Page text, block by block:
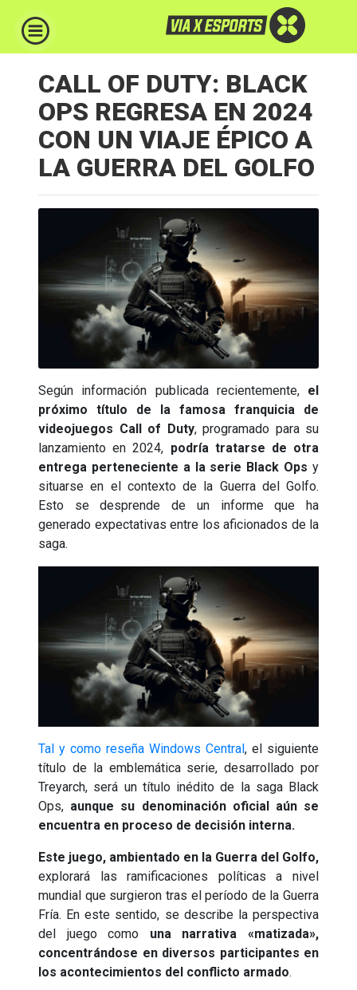
CALL OF DUTY: BLACK
OPS REGRESA EN 2024
CON UN VIAJE ÉPICO A
LA GUERRA DEL GOLFO
Según información publicada recientemente, el
próximo título de la famosa franquicia de
videojuegos Call of Duty, programado para su
lanzamiento en 2024, podría tratarse de otra
entrega perteneciente a la serie Black Ops y
situarse en el contexto de la Guerra del Golfo.
Esto se desprende de un informe que ha
generado expectativas entre los aficionados de la
saga.
Tal y como reseña Windows Central , el siguiente
título de la emblemática serie, desarrollado por
Treyarch, será un título inédito de la saga Black
Ops, aunque su denominación oficial aún se
encuentra en proceso de decisión interna.
Este juego, ambientado en la Guerra del Golfo,
explorará las ramificaciones políticas a nivel
mundial que surgieron tras el período de la Guerra
Fría. En este sentido, se describe la perspectiva
del juego como una narrativa «matizada»,
concentrándose en diversos participantes en
los acontecimientos del conflicto armado.